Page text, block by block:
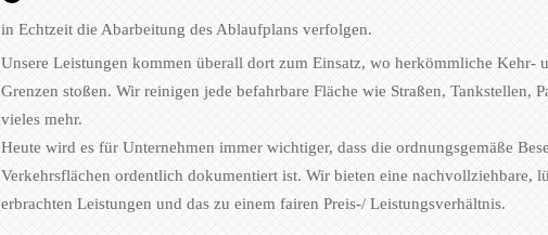
in Echtzeit die Abarbeitung des Ablaufplans verfolgen.
Unsere Leistungen kommen überall dort zum Einsatz, wo herkömmliche Kehr-
Grenzen stoßen. Wir reinigen jede befahrbare Fläche wie Straßen, Tankstellen,
vieles mehr.
Heute wird es für Unternehmen immer wichtiger, dass die ordnungsgemäße
Verkehrsflächen ordentlich dokumentiert ist. Wir bieten eine nachvollziehbare,
erbrachten Leistungen und das zu einem fairen Preis-/ Leistungsverhältnis.